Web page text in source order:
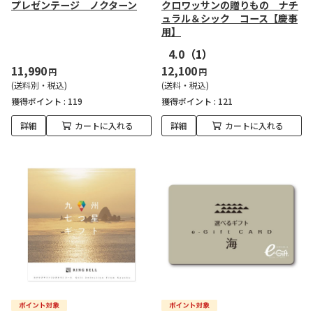
プレゼンテージ ノクターン
11,990円
(送料別・税込)
獲得ポイント : 119
詳細 カートに入れる
クロワッサンの贈りもの ナチ
ュラル＆シック コース【慶事
用】
4.0 （1）
12,100円
(送料・税込)
獲得ポイント : 121
詳細 カートに入れる